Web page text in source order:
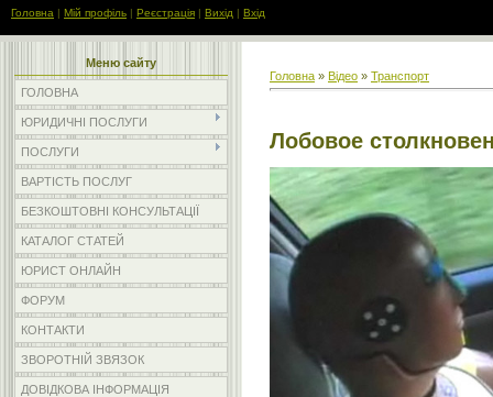
Головна | Мій профіль | Реєстрація | Вихід | Вхід
Меню сайту
ГОЛОВНА
ЮРИДИЧНІ ПОСЛУГИ
ПОСЛУГИ
ВАРТІСТЬ ПОСЛУГ
БЕЗКОШТОВНІ КОНСУЛЬТАЦІЇ
КАТАЛОГ СТАТЕЙ
ЮРИСТ ОНЛАЙН
ФОРУМ
КОНТАКТИ
ЗВОРОТНІЙ ЗВЯЗОК
ДОВІДКОВА ІНФОРМАЦІЯ
Головна » Відео » Транспорт
Лобовое